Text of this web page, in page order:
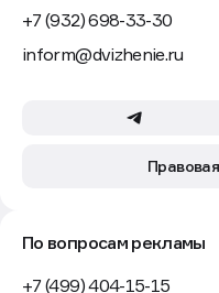
Контактная информация
+7 (932) 698-33-30
По вопросам рекламы